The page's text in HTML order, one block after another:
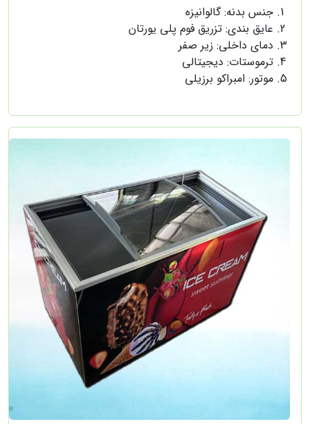
جنس بدنه: گالوانیزه
عایق بندی: تزریق فوم پلی یورتان
دمای داخلی: زیر صفر
ترموستات: دیجیتالی
موتور: امبراکو برزیلی